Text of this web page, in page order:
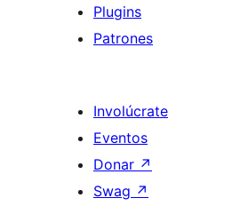
Plugins
Patrones
Involúcrate
Eventos
Donar ↗
Swag ↗